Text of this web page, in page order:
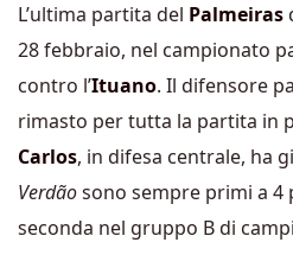
L’ultima partita del Palmeiras
28 febbraio, nel campionato
contro l’Ituano. Il difensore
rimasto per tutta la partita in
Carlos, in difesa centrale, ha
Verdãosono sempre primi a 4
seconda nel gruppo B di